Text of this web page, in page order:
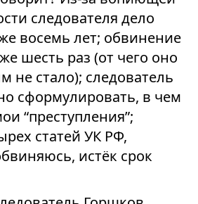
следователя дело
восемь лет; обвинение
шесть раз (от чего оно
не стало); следователь
сформулировать, в чем
“преступления”;
статей УК РФ,
истёк срок